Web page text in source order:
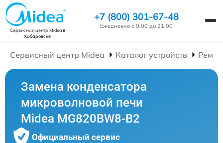
Сервисный центр Mideaв
Хабаровске
+7 (800) 301-67-48
Ежедневно с 9:00 до 21:00
Сервисный центр Midea Каталог устройств
Замена конденсатора
микроволновой печи
Midea MG820BW8-B2
Официальный сервис